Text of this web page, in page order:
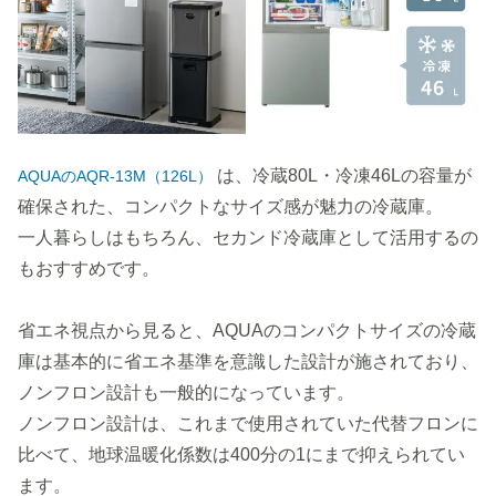
AQUAのAQR-13M（126L）
は、冷蔵80L・冷凍46Lの容量が
確保された、コンパクトなサイズ感が魅力の冷蔵庫。
一人暮らしはもちろん、セカンド冷蔵庫として活用するの
もおすすめです。
省エネ視点から見ると、AQUAのコンパクトサイズの冷蔵
庫は基本的に省エネ基準を意識した設計が施されており、
ノンフロン設計も一般的になっています。
ノンフロン設計は、これまで使用されていた代替フロンに
比べて、地球温暖化係数は400分の1にまで抑えられてい
ます。